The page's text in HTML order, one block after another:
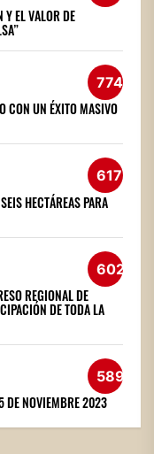
Y EL VALOR DE
774
CON UN ÉXITO MASIVO
617
HECTÁREAS PARA
602
REGIONAL DE
DE TODA LA
589
DE NOVIEMBRE 2023